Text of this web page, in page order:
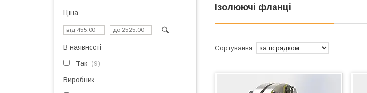
Ізолюючі фланці
Ціна
В наявності
Так 9
Виробник